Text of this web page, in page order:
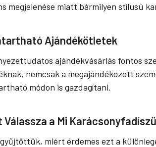
megjelenése miatt bármilyen stílusú
Ajándékötletek
ajándékvásárlás fontos
nemcsak a megajándékozott
módon is gazdagítani.
Válassza a Mi
miért érdemes ezt a